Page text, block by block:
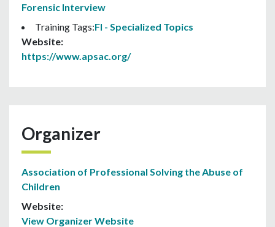
Forensic Interview
Training Tags:FI - Specialized Topics
Website:
https://www.apsac.org/
Organizer
Association of Professional Solving the Abuse of
Children
Website:
View Organizer Website